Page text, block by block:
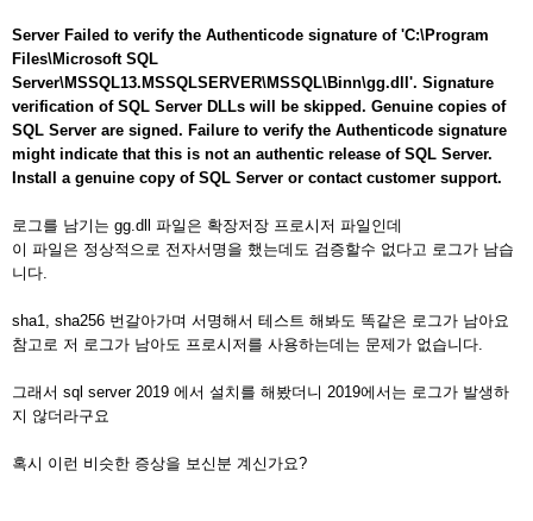
Server Failed to verify the Authenticode signature of 'C:\Program
Files\Microsoft SQL
Server\MSSQL13.MSSQLSERVER\MSSQL\Binn\gg.dll'. Signature
verification of SQL Server DLLs will be skipped. Genuine copies of
SQL Server are signed. Failure to verify the Authenticode signature
might indicate that this is not an authentic release of SQL Server.
Install a genuine copy of SQL Server or contact customer support.
로그를 남기는 gg.dll 파일은 확장저장 프로시저 파일인데
이 파일은 정상적으로 전자서명을 했는데도 검증할수 없다고 로그가 남습
니다.
sha1, sha256 번갈아가며 서명해서 테스트 해봐도 똑같은 로그가 남아요
참고로 저 로그가 남아도 프로시저를 사용하는데는 문제가 없습니다.
그래서 sql server 2019 에서 설치를 해봤더니 2019에서는 로그가 발생하
지 않더라구요
혹시 이런 비슷한 증상을 보신분 계신가요?